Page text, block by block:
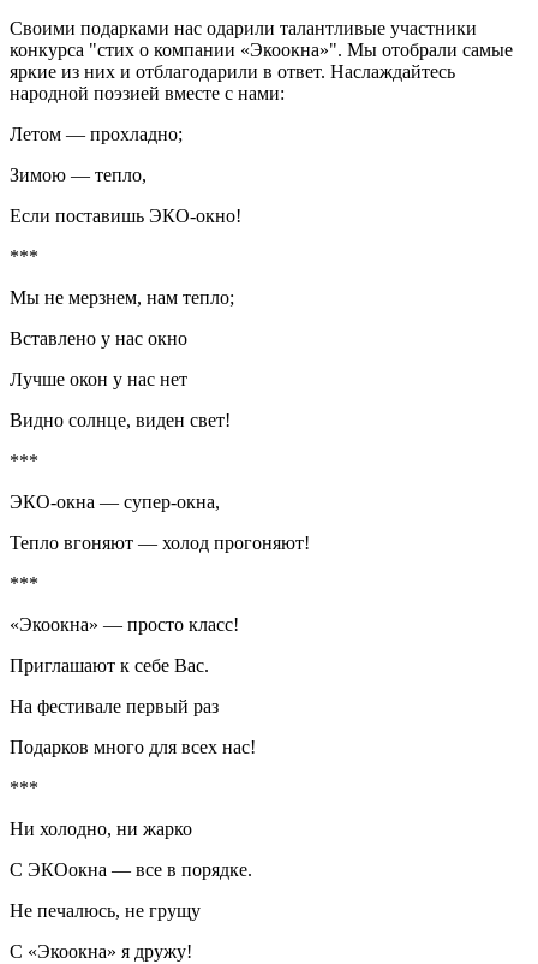
Своими подарками нас одарили талантливые участники
конкурса "стих о компании «Экоокна»". Мы отобрали самые
яркие из них и отблагодарили в ответ. Наслаждайтесь
народной поэзией вместе с нами:
Летом — прохладно;
Зимою — тепло,
Если поставишь ЭКО-окно!
***
Мы не мерзнем, нам тепло;
Вставлено у нас окно
Лучше окон у нас нет
Видно солнце, виден свет!
***
ЭКО-окна — супер-окна,
Тепло вгоняют — холод прогоняют!
***
«Экоокна» — просто класс!
Приглашают к себе Вас.
На фестивале первый раз
Подарков много для всех нас!
***
Ни холодно, ни жарко
С ЭКОокна — все в порядке.
Не печалюсь, не грущу
С «Экоокна» я дружу!